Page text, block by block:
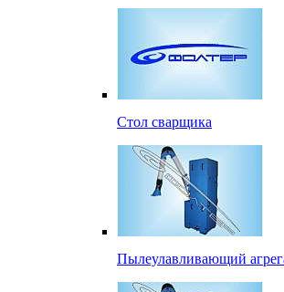
Стол сварщика
Пылеулавливающий